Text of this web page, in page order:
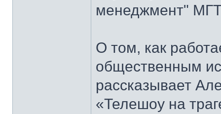
менеджмент"
О том, как
общественным
рассказывает
«Телешоу на